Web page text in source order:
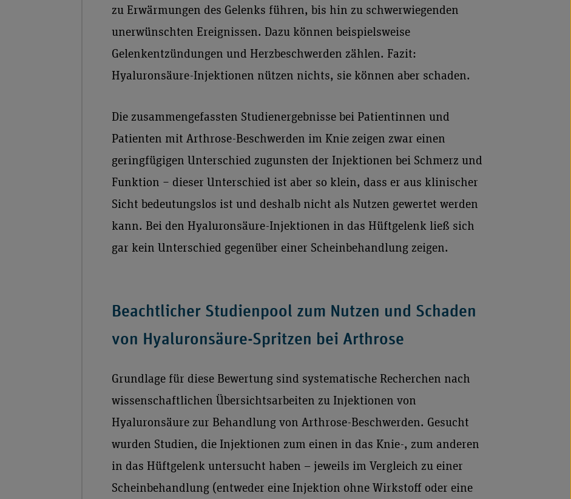
zu Erwärmungen des Gelenks führen, bis hin zu schwerwiegenden
unerwünschten Ereignissen. Dazu können beispielsweise
Gelenkentzündungen und Herzbeschwerden zählen. Fazit:
Hyaluronsäure-Injektionen nützen nichts, sie können aber schaden.
Die zusammengefassten Studienergebnisse bei Patientinnen und
Patienten mit Arthrose-Beschwerden im Knie zeigen zwar einen
geringfügigen Unterschied zugunsten der Injektionen bei Schmerz und
Funktion − dieser Unterschied ist aber so klein, dass er aus klinischer
Sicht bedeutungslos ist und deshalb nicht als Nutzen gewertet werden
kann. Bei den Hyaluronsäure-Injektionen in das Hüftgelenk ließ sich
gar kein Unterschied gegenüber einer Scheinbehandlung zeigen.
Beachtlicher Studienpool zum Nutzen und Schaden
von Hyaluronsäure-Spritzen bei Arthrose
Grundlage für diese Bewertung sind systematische Recherchen nach
wissenschaftlichen Übersichtsarbeiten zu Injektionen von
Hyaluronsäure zur Behandlung von Arthrose-Beschwerden. Gesucht
wurden Studien, die Injektionen zum einen in das Knie-, zum anderen
in das Hüftgelenk untersucht haben – jeweils im Vergleich zu einer
Scheinbehandlung (entweder eine Injektion ohne Wirkstoff oder eine